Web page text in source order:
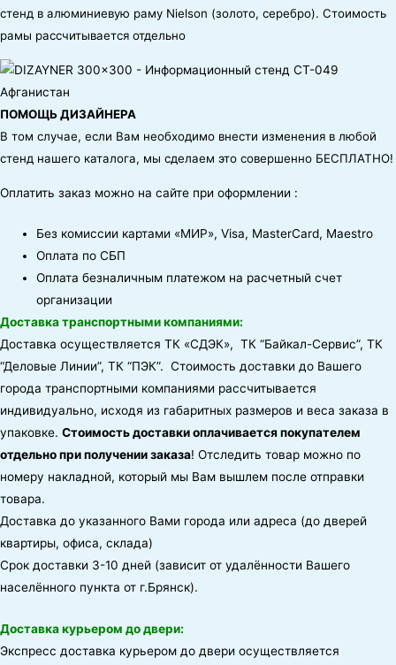
стенд в алюминиевую раму Nielson (золото, серебро). Стоимость
рамы рассчитывается отдельно
ПОМОЩЬ ДИЗАЙНЕРА
В том случае, если Вам необходимо внести изменения в любой
стенд нашего каталога, мы сделаем это совершенно БЕСПЛАТНО!
Оплатить заказ можно на сайте при оформлении :
Без комиссии картами «МИР», Visa, MasterCard, Maestro
Оплата по СБП
Оплата безналичным платежом на расчетный счет
организации
Доставка транспортными компаниями:
Доставка осуществляется ТК «СДЭК», ТК “Байкал-Сервис”, ТК
“Деловые Линии”, ТК “ПЭК”. Стоимость доставки до Вашего
города транспортными компаниями рассчитывается
индивидуально, исходя из габаритных размеров и веса заказа в
упаковке. Стоимость доставки оплачивается покупателем
отдельно при получении заказа! Отследить товар можно по
номеру накладной, который мы Вам вышлем после отправки
товара.
Доставка до указанного Вами города или адреса (до дверей
квартиры, офиса, склада)
Срок доставки 3-10 дней (зависит от удалённости Вашего
населённого пункта от г.Брянск).
Доставка курьером до двери:
Экспресс доставка курьером до двери осуществляется